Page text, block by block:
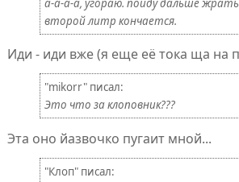
а-а-а-а, угораю. пойду дальше
второй литр кончается.
Иди - иди вже (я еще её тока ща на
"mikorr" писал:
Это что за клоповник???
Эта оно йазвочко пугаит мной...
"Клoп" писал: